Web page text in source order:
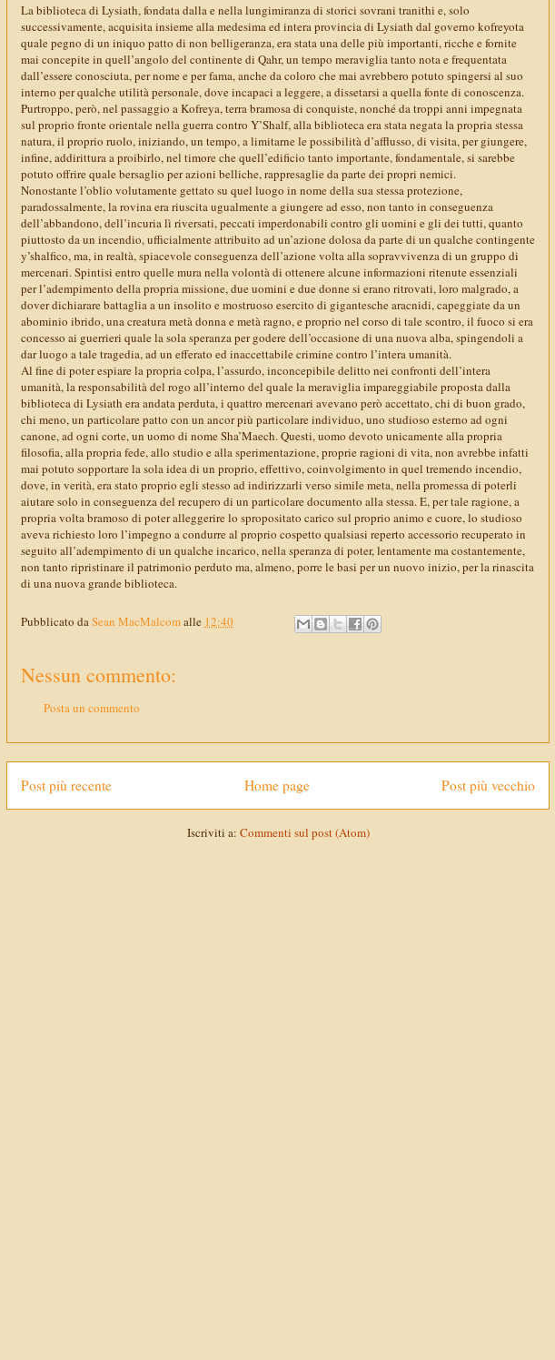
La biblioteca di Lysiath, fondata dalla e nella lungimiranza di storici sovrani tranithi e, solo
successivamente, acquisita insieme alla medesima ed intera provincia di Lysiath dal governo kofreyota
quale pegno di un iniquo patto di non belligeranza, era stata una delle più importanti, ricche e fornite
mai concepite in quell’angolo del continente di Qahr, un tempo meraviglia tanto nota e frequentata
dall’essere conosciuta, per nome e per fama, anche da coloro che mai avrebbero potuto spingersi al suo
interno per qualche utilità personale, dove incapaci a leggere, a dissetarsi a quella fonte di conoscenza.
Purtroppo, però, nel passaggio a Kofreya, terra bramosa di conquiste, nonché da troppi anni impegnata
sul proprio fronte orientale nella guerra contro Y’Shalf, alla biblioteca era stata negata la propria stessa
natura, il proprio ruolo, iniziando, un tempo, a limitarne le possibilità d’afflusso, di visita, per giungere,
infine, addirittura a proibirlo, nel timore che quell’edificio tanto importante, fondamentale, si sarebbe
potuto offrire quale bersaglio per azioni belliche, rappresaglie da parte dei propri nemici.
Nonostante l’oblio volutamente gettato su quel luogo in nome della sua stessa protezione,
paradossalmente, la rovina era riuscita ugualmente a giungere ad esso, non tanto in conseguenza
dell’abbandono, dell’incuria lì riversati, peccati imperdonabili contro gli uomini e gli dei tutti, quanto
piuttosto da un incendio, ufficialmente attribuito ad un’azione dolosa da parte di un qualche contingente
y’shalfico, ma, in realtà, spiacevole conseguenza dell’azione volta alla sopravvivenza di un gruppo di
mercenari. Spintisi entro quelle mura nella volontà di ottenere alcune informazioni ritenute essenziali
per l’adempimento della propria missione, due uomini e due donne si erano ritrovati, loro malgrado, a
dover dichiarare battaglia a un insolito e mostruoso esercito di gigantesche aracnidi, capeggiate da un
abominio ibrido, una creatura metà donna e metà ragno, e proprio nel corso di tale scontro, il fuoco si era
concesso ai guerrieri quale la sola speranza per godere dell’occasione di una nuova alba, spingendoli a
dar luogo a tale tragedia, ad un efferato ed inaccettabile crimine contro l’intera umanità.
Al fine di poter espiare la propria colpa, l’assurdo, inconcepibile delitto nei confronti dell’intera
umanità, la responsabilità del rogo all’interno del quale la meraviglia impareggiabile proposta dalla
biblioteca di Lysiath era andata perduta, i quattro mercenari avevano però accettato, chi di buon grado,
chi meno, un particolare patto con un ancor più particolare individuo, uno studioso esterno ad ogni
canone, ad ogni corte, un uomo di nome Sha’Maech. Questi, uomo devoto unicamente alla propria
filosofia, alla propria fede, allo studio e alla sperimentazione, proprie ragioni di vita, non avrebbe infatti
mai potuto sopportare la sola idea di un proprio, effettivo, coinvolgimento in quel tremendo incendio,
dove, in verità, era stato proprio egli stesso ad indirizzarli verso simile meta, nella promessa di poterli
aiutare solo in conseguenza del recupero di un particolare documento alla stessa. E, per tale ragione, a
propria volta bramoso di poter alleggerire lo spropositato carico sul proprio animo e cuore, lo studioso
aveva richiesto loro l’impegno a condurre al proprio cospetto qualsiasi reperto accessorio recuperato in
seguito all’adempimento di un qualche incarico, nella speranza di poter, lentamente ma costantemente,
non tanto ripristinare il patrimonio perduto ma, almeno, porre le basi per un nuovo inizio, per la rinascita
di una nuova grande biblioteca.
Pubblicato daSean MacMalcomalle 12:40
Nessun commento:
Posta un commento
Post più recente Post più vecchio
Home page
Iscriviti a: Commenti sul post (Atom)